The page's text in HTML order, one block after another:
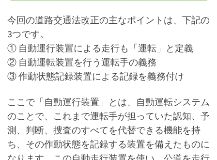
今回の道路交通法改正の主なポイントは、下記の
3つです。
① 自動運行装置による走行も「運転」と定義
② 自動運転装置を行う運転手の義務
③ 作動状態記録装置による記録を義務付け
ここで「自動運行装置」とは、自動運転システム
のことで、これまで運転手が担っていた認知、予
測、判断、捜査のすべてを代替できる機能を持
ち、その作動状態を記録する装置を備えたものに